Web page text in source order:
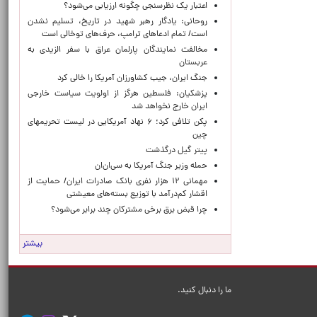
اعتبار یک نظرسنجی چگونه ارزیابی می‌شود؟
روحانی: یادگار رهبر شهید در تاریخ، تسلیم نشدن
است/ تمام ادعاهای ترامپ، حرف‌های توخالی است
مخالفت نمایندگان پارلمان عراق با سفر الزیدی به
عربستان
جنگ ایران، جیب کشاورزان آمریکا را خالی کرد
پزشکیان: فلسطین هرگز از اولویت سیاست خارجی
ایران خارج نخواهد شد
پکن تلافی کرد؛ ۶ نهاد آمریکایی در لیست تحریمهای
چین
پیتر گیل درگذشت
حمله وزیر جنگ آمریکا به سی‌ان‌ان
مهمانی ۱۲ هزار نفری بانک صادرات ایران/ حمایت از
اقشار کم‌درآمد با توزیع بسته‌های معیشتی
چرا قبض برق برخی مشترکان چند برابر می‌شود؟
بیشتر
ما را دنبال کنید.